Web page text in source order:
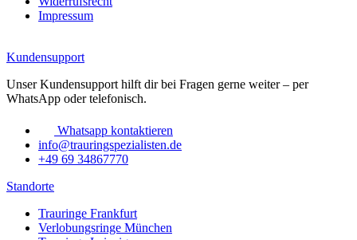
Impressum
Kundensupport
Unser Kundensupport hilft dir bei Fragen gerne weiter – per
WhatsApp oder telefonisch.
Whatsapp kontaktieren
info@trauringspezialisten.de
+49 69 34867770
Standorte
Trauringe Frankfurt
Verlobungsringe München